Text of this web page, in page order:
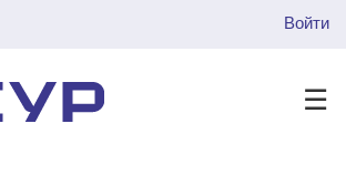
Войти
☰